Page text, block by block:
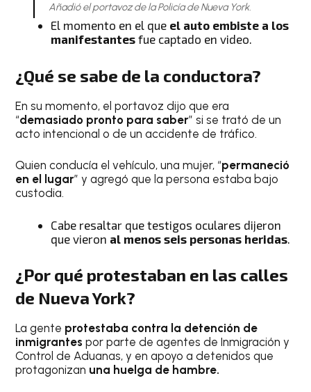
Añadió el portavoz de la Policía de Nueva York.
El momento en el que el auto embiste a los
manifestantes fue captado en video.
¿Qué se sabe de la conductora?
En su momento, el portavoz dijo que era
“demasiado pronto para saber” si se trató de un
acto intencional o de un accidente de tráfico.
Quien conducía el vehículo, una mujer, “permaneció
en el lugar” y agregó que la persona estaba bajo
custodia.
Cabe resaltar que testigos oculares dijeron
que vieron al menos seis personas heridas
¿Por qué protestaban en las calles
de Nueva York?
La gente protestaba contra la detención de
inmigrantes por parte de agentes de Inmigración y
Control de Aduanas, y en apoyo a detenidos que
protagonizan una huelga de hambre.